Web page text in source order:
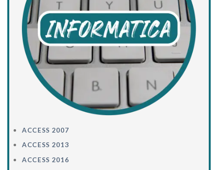
ACCESS 2007
ACCESS 2013
ACCESS 2016